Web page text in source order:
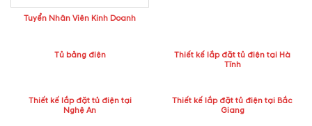
Tuyển Nhân Viên Kinh Doanh
Tủ bảng điện
Thiết kế lắp đặt tủ điện tại Hà
Tĩnh
Thiết kế lắp đặt tủ điện tại
Nghệ An
Thiết kế lắp đặt tủ điện tại Bắc
Giang